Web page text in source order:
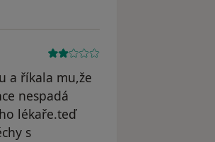
a říkala mu,že
nespadá
lékaře.teď
s